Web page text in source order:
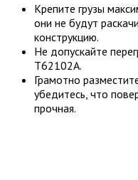
Крепите грузы
они не будут
конструкцию.
Не допускайте
T62102A.
Грамотно
убедитесь, что
прочная.